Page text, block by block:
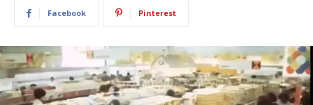
Facebook Pinterest